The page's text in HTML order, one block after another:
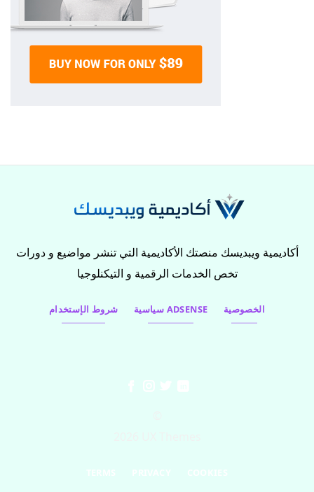
أكاديمية ويبديسك منصتك الأكاديمية التي تنشر مواضيع و دورات
تخص الخدمات الرقمية و التيكنلوجيا
شروط الإستخدام سياسية ADSENSE الخصوصية
TERMS PRIVACY COOKIES